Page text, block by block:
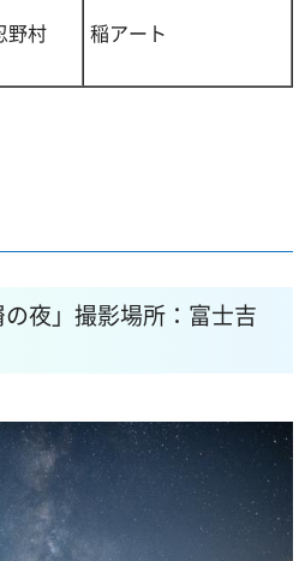
野村 稲アート
夜」撮影場所：富士吉